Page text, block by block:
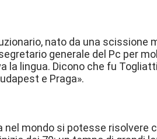
nato da una scissione
generale del Pc per
la lingua. Dicono che fu
e Praga».
nel mondo si potesse risolvere